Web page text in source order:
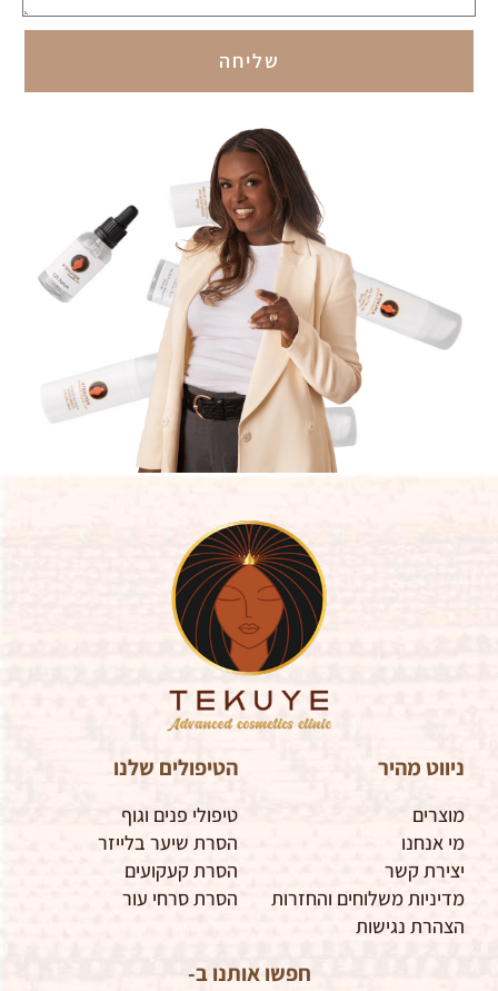
שליחה
ניווט מהיר
מוצרים
מי אנחנו
יצירת קשר
מדיניות משלוחים והחזרות
הצהרת נגישות
הטיפולים שלנו
טיפולי פנים וגוף
הסרת שיער בלייזר
הסרת קעקועים
הסרת סרחי עור
חפשו אותנו ב-